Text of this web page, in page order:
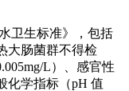
卫生标准》，包括
大肠菌群不得检
L）、感官性
化学指标（pH 值